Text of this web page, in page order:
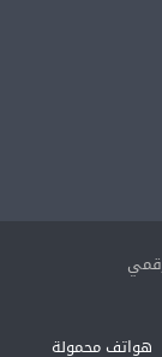
هواتف محمولة